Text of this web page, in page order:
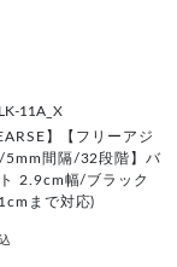
11A_X
】【フリーアジ
5mm間隔/32段階】バ
2.9cm幅/ブラック
まで対応)